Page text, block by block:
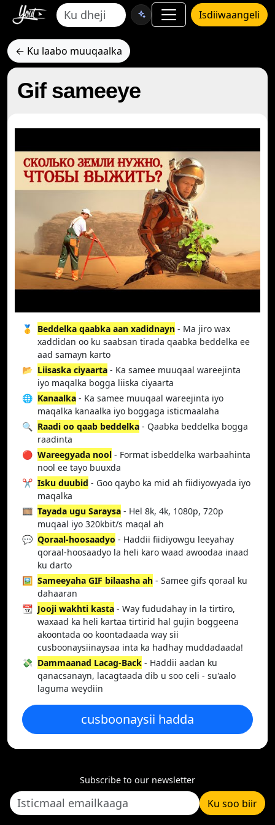
Isdiiwaangeli
← Ku laabo muuqaalka
Gif sameeye
🥇 Beddelka qaabka aan xadidnayn - Ma jiro wax
xaddidan oo ku saabsan tirada qaabka beddelka ee
aad samayn karto
📂 Liisaska ciyaarta - Ka samee muuqaal wareejinta
iyo maqalka bogga liiska ciyaarta
🌐 Kanaalka - Ka samee muuqaal wareejinta iyo
maqalka kanaalka iyo boggaga isticmaalaha
🔍 Raadi oo qaab beddelka - Qaabka beddelka bogga
raadinta
🔴 Wareegyada nool - Format isbeddelka warbaahinta
nool ee tayo buuxda
✂️ Isku duubid - Goo qaybo ka mid ah fiidiyowyada iyo
maqalka
🎞️ Tayada ugu Saraysa - Hel 8k, 4k, 1080p, 720p
muqaal iyo 320kbit/s maqal ah
💬 Qoraal-hoosaadyo - Haddii fiidiyowgu leeyahay
qoraal-hoosaadyo la heli karo waad awoodaa inaad
ku darto
🖼️ Sameeyaha GIF bilaasha ah - Samee gifs qoraal ku
dahaaran
📆 Jooji wakhti kasta - Way fududahay in la tirtiro,
waxaad ka heli kartaa tirtirid hal gujin boggeena
akoontada oo koontadaada way sii
cusboonaysiinaysaa inta ka hadhay muddadaada!
💸 Dammaanad Lacag-Back - Haddii aadan ku
qanacsanayn, lacagtaada dib u soo celi - su'aalo
laguma weydiin
cusboonaysii hadda
Subscribe to our newsletter
Ku soo biir